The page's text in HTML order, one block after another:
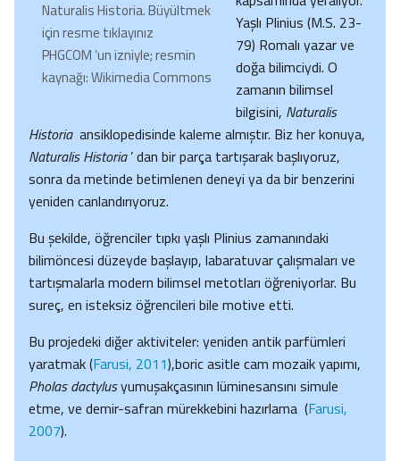
Naturalis Historia. Büyültmek
için resme tıklayınız
PHGCOM ’un izniyle; resmin
kaynağı: Wikimedia Commons
Yaşlı Plinius (M.S. 23-
79) Romalı yazar ve
doğa bilimciydi. O
zamanın bilimsel
bilgisini, Naturalis
Historiaansiklopedisinde kaleme almıştır. Biz her konuya,
Naturalis Historia’ dan bir parça tartışarak başlıyoruz,
sonra da metinde betimlenen deneyi ya da bir benzerini
yeniden canlandırıyoruz.
Bu şekilde, öğrenciler tıpkı yaşlı Plinius zamanındaki
bilimöncesi düzeyde başlayıp, labaratuvar çalışmaları ve
tartışmalarla modern bilimsel metotları öğreniyorlar. Bu
sureç, en isteksiz öğrencileri bile motive etti.
Bu projedeki diğer aktiviteler: yeniden antik parfümleri
yaratmak (Farusi, 2011),boric asitle cam mozaik yapımı,
Pholas dactylusyumuşakçasının lüminesansını simule
etme, ve demir-safran mürekkebini hazırlama (Farusi,
2007).